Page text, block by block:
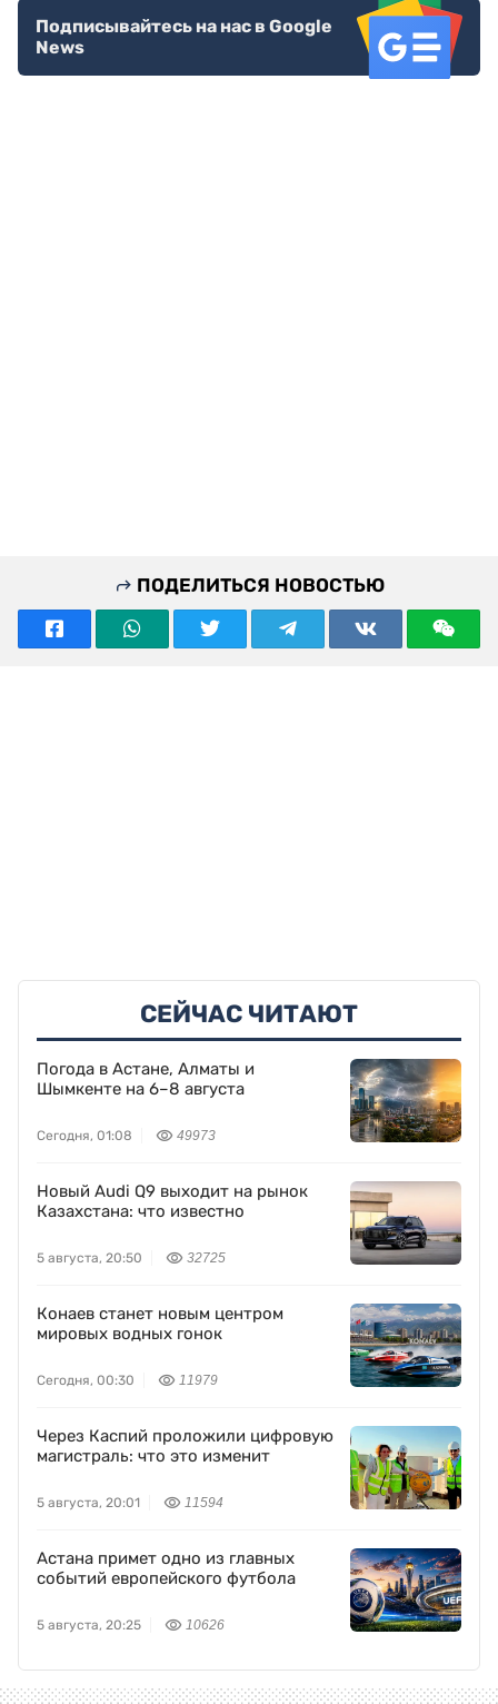
Подписывайтесь на нас в Google
News
ПОДЕЛИТЬСЯ НОВОСТЬЮ
СЕЙЧАС ЧИТАЮТ
Погода в Астане, Алматы и
Шымкенте на 6–8 августа
Сегодня, 01:08 49973
Новый Audi Q9 выходит на рынок
Казахстана: что известно
5 августа, 20:50 32725
Конаев станет новым центром
мировых водных гонок
Сегодня, 00:30 11979
Через Каспий проложили цифровую
магистраль: что это изменит
5 августа, 20:01 11594
Астана примет одно из главных
событий европейского футбола
5 августа, 20:25 10626